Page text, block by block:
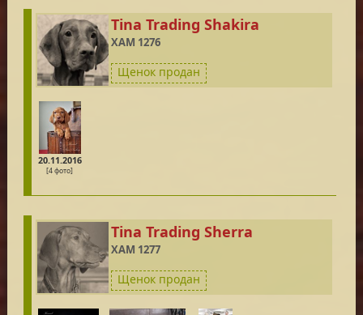
Tina Trading Shakira
XAM 1276
Щенок продан
20.11.2016
[4 фото]
Tina Trading Sherra
XAM 1277
Щенок продан